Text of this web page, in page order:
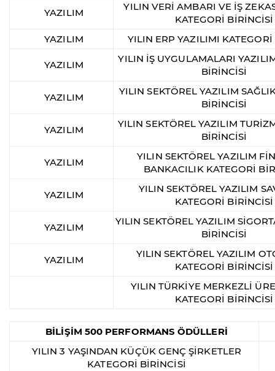
YAZILIM
YILIN VERİ AMBARI VE İŞ
KATEGORİ BİRİNCİSİ
YAZILIM
YILIN ERP YAZILIMI
YAZILIM
YILIN İŞ UYGULAMALARI
BİRİNCİSİ
YAZILIM
YILIN SEKTÖREL YAZILIM
BİRİNCİSİ
YAZILIM
YILIN SEKTÖREL YAZILIM
BİRİNCİSİ
YAZILIM
YILIN SEKTÖREL YAZILIM
BANKACILIK KATEGORİ
YAZILIM
YILIN SEKTÖREL YAZILIM
KATEGORİ BİRİNCİSİ
YAZILIM
YILIN SEKTÖREL YAZILIM
BİRİNCİSİ
YAZILIM
YILIN SEKTÖREL YAZILIM
KATEGORİ BİRİNCİSİ
YILIN TÜRKİYE MERKEZLİ
KATEGORİ BİRİNCİSİ
BİLİŞİM 500 PERFORMANS ÖDÜLLERİ
YILIN 3 YAŞINDAN KÜÇÜK GENÇ ŞİRKETLER
KATEGORİ BİRİNCİSİ